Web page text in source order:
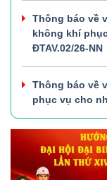
Thông báo về
không khí
ĐTAV.02/26-NN
Thông báo về
phục vụ cho